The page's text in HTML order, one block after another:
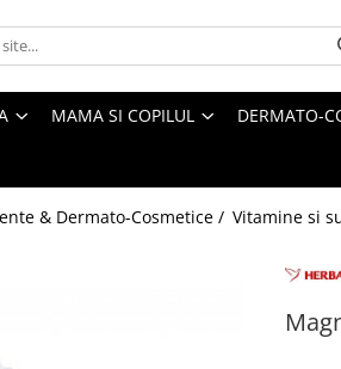
MAMA SI COPILUL DERMATO-
& Dermato-Cosmetice / Vitamine si